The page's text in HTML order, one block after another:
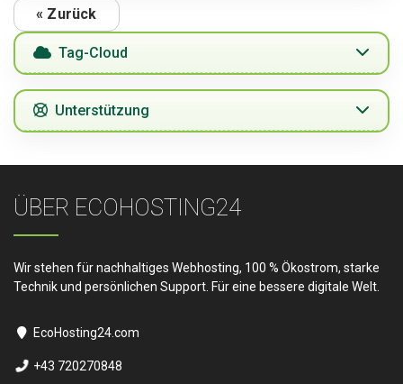
« Zurück
Tag-Cloud
Unterstützung
ÜBER ECOHOSTING24
Wir stehen für nachhaltiges Webhosting, 100 % Ökostrom, starke
Technik und persönlichen Support. Für eine bessere digitale Welt.
EcoHosting24.com
+43 720270848